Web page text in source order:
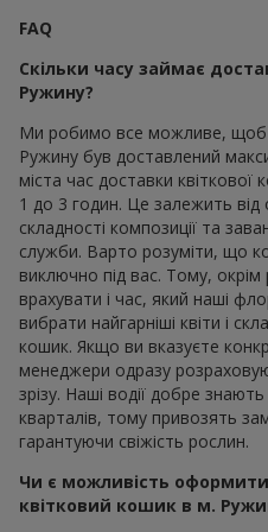
FAQ
Скільки часу займає
Ружину?
Ми робимо все можливе, щоб
Ружину був доставлений
міста час доставки квіткової
1 до 3 годин. Це залежить від
складності композиції та
служби. Варто розуміти, що
виключно під вас. Тому, окрім
врахувати і час, який наші
вибрати найгарніші квіти і
кошик. Якщо ви вказуєте
менеджери одразу
зрізу. Наші водії добре
кварталів, тому привозять
гарантуючи свіжість рослин.
Чи є можливість
квітковий кошик в м.